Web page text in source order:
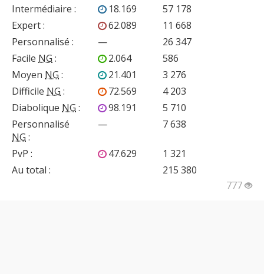
Intermédiaire : 18.169
57 178
Expert: 62.089
11 668
Personnalisé : —
26 347
Facile NG : 2.064
586
Moyen NG : 21.401
3 276
Difficile NG : 72.569
4 203
Diabolique NG : 98.191
5 710
Personnalisé
NG :
— 7 638
PvP : 47.629
1 321
Au total :
215 380
777